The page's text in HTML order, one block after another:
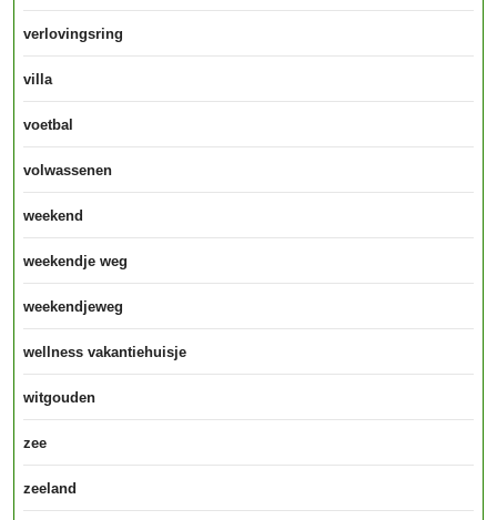
verlovingsring
villa
voetbal
volwassenen
weekend
weekendje weg
weekendjeweg
wellness vakantiehuisje
witgouden
zee
zeeland